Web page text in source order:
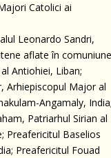
Catolici ai
Leonardo Sandri,
aflate în
Antiohiei, Liban;
Arhiepiscopul Major al
Angamaly,
Patriarhul Sirian al
Preafericitul Baselios
Preafericitul Fouad